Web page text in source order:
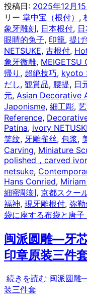
投稿日: 2025年12月15
リー 掌中宝（根付） ,
象牙雕刻, 日本根付,
眼睛的兔子, 印籠, 提げ
NETSUKE, 古根付,
象牙微雕, MEIGETSU
帰り , 超絶技巧, kyoto
だし, 観賞品, 腰提, 日
元, Asian Decorative
Japonisme, 細工彫,
Reference,
Patina, ivory
笑纹, 牙雕雀丝, 包浆,
Carving, Miniature
polished，carved
netsuke,
Hans Conried,
細密彫刻, 京都スクー
福神, 現牙雕根付, 弥勒
袋に座する布袋と唐子
闽派圆雕—牙
印章原装三件
続きを読む 闽派圆雕
装三件套